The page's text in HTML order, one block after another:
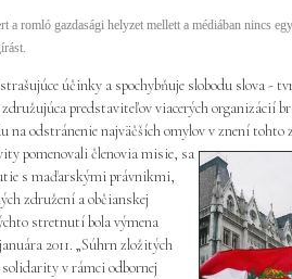
a romló gazdasági helyzet mellett a médiában nincs
účinky a spochybňuje slobodu slova -
predstaviteľov viacerých organizácií
odstránenie najväčších omylov v znení tohto
pomenovali členovia misie, sa
s maďarskými právnikmi,
združení a občianskej
stretnutí bola výmena
2011. „Súhrn zložitých
solidarity v rámci odbornej